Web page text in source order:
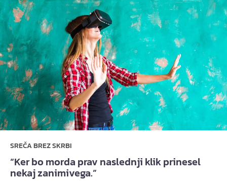
SREČA BREZ SKRBI
“Ker bo morda prav naslednji klik prinesel
nekaj zanimivega.”